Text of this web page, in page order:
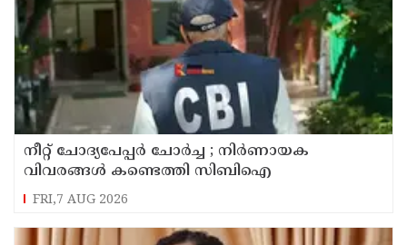
നീറ്റ് ചോദ്യപേപ്പർ ചോർച്ച ; നിർണായക
വിവരങ്ങൾ കണ്ടെത്തി സിബിഐ
FRI,7 AUG 2026